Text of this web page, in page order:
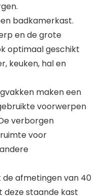
badkamerkast.
en de grote
optimaal geschikt
keuken, hal en
maken een
voorwerpen
verborgen
voor
afmetingen van 40
deze staande kast